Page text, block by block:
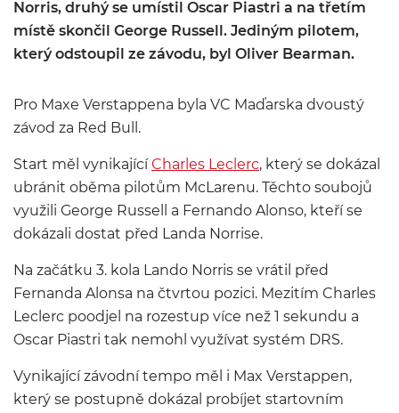
Norris, druhý se umístil Oscar Piastri a na třetím
místě skončil George Russell. Jediným pilotem,
který odstoupil ze závodu, byl Oliver Bearman.
Pro Maxe Verstappena byla VC Maďarska dvoustý
závod za Red Bull.
Start měl vynikajícíCharles Leclerc, který se dokázal
ubránit oběma pilotům McLarenu. Těchto soubojů
využili George Russell a Fernando Alonso, kteří se
dokázali dostat před Landa Norrise.
Na začátku 3. kola Lando Norris se vrátil před
Fernanda Alonsa na čtvrtou pozici. Mezitím Charles
Leclerc poodjel na rozestup více než 1 sekundu a
Oscar Piastri tak nemohl využívat systém DRS.
Vynikající závodní tempo měl i Max Verstappen,
který se postupně dokázal probíjet startovním